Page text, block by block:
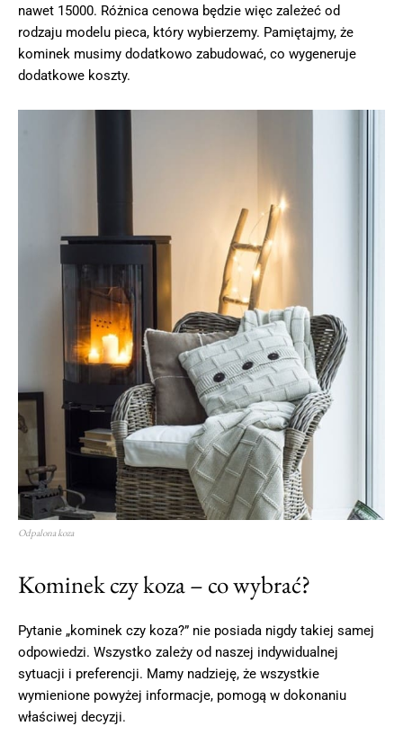
nawet 15000. Różnica cenowa będzie więc zależeć od
rodzaju modelu pieca, który wybierzemy. Pamiętajmy, że
kominek musimy dodatkowo zabudować, co wygeneruje
dodatkowe koszty.
Odpalona koza
Kominek czy koza – co wybrać?
Pytanie „kominek czy koza?” nie posiada nigdy takiej samej
odpowiedzi. Wszystko zależy od naszej indywidualnej
sytuacji i preferencji. Mamy nadzieję, że wszystkie
wymienione powyżej informacje, pomogą w dokonaniu
właściwej decyzji.